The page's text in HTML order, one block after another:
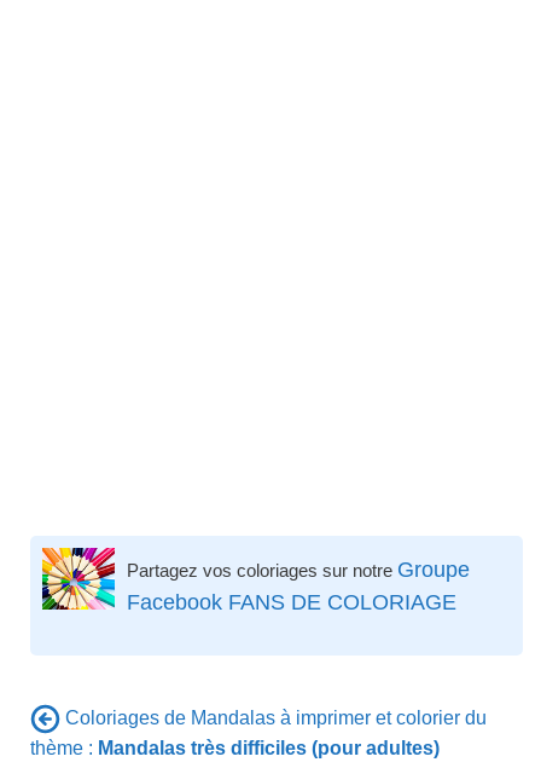
Partagez vos coloriages sur notre Groupe
Facebook FANS DE COLORIAGE
Coloriages de Mandalas à imprimer et colorier du
thème : Mandalas très difficiles (pour adultes)